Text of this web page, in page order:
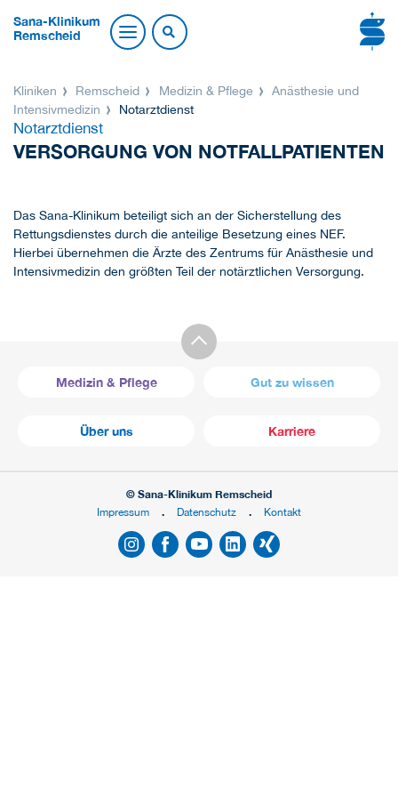
Sana-Klinikum
Remscheid
Kliniken Remscheid Medizin & Pflege
Anästhesie und
Intensivmedizin
Notarztdienst
Notarztdienst
VERSORGUNG VON NOTFALLPATIENTEN
Das Sana-Klinikum beteiligt sich an der Sicherstellung des
Rettungsdienstes durch die anteilige Besetzung eines NEF.
Hierbei übernehmen die Ärzte des Zentrums für Anästhesie und
Intensivmedizin den größten Teil der notärztlichen Versorgung.
Medizin & Pflege Gut zu wissen
Über uns Karriere
© Sana-Klinikum Remscheid
Impressum
Datenschutz Kontakt